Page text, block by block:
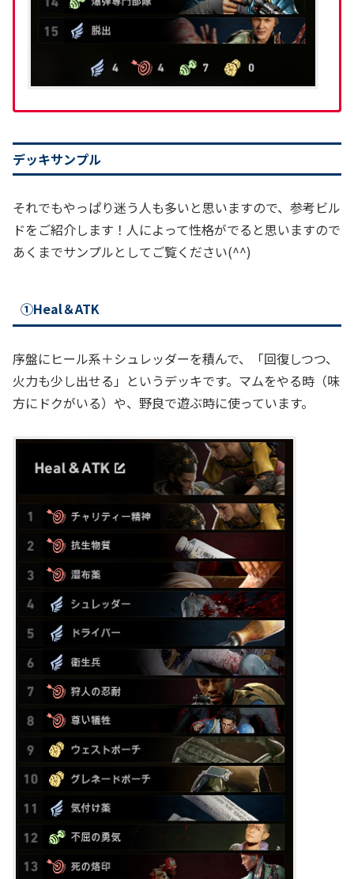
デッキサンプル
それでもやっぱり迷う人も多いと思いますので、参考ビル
ドをご紹介します！人によって性格がでると思いますので
あくまでサンプルとしてご覧ください(^^)
①Heal＆ATK
序盤にヒール系＋シュレッダーを積んで、「回復しつつ、
火力も少し出せる」というデッキです。マムをやる時（味
方にドクがいる）や、野良で遊ぶ時に使っています。